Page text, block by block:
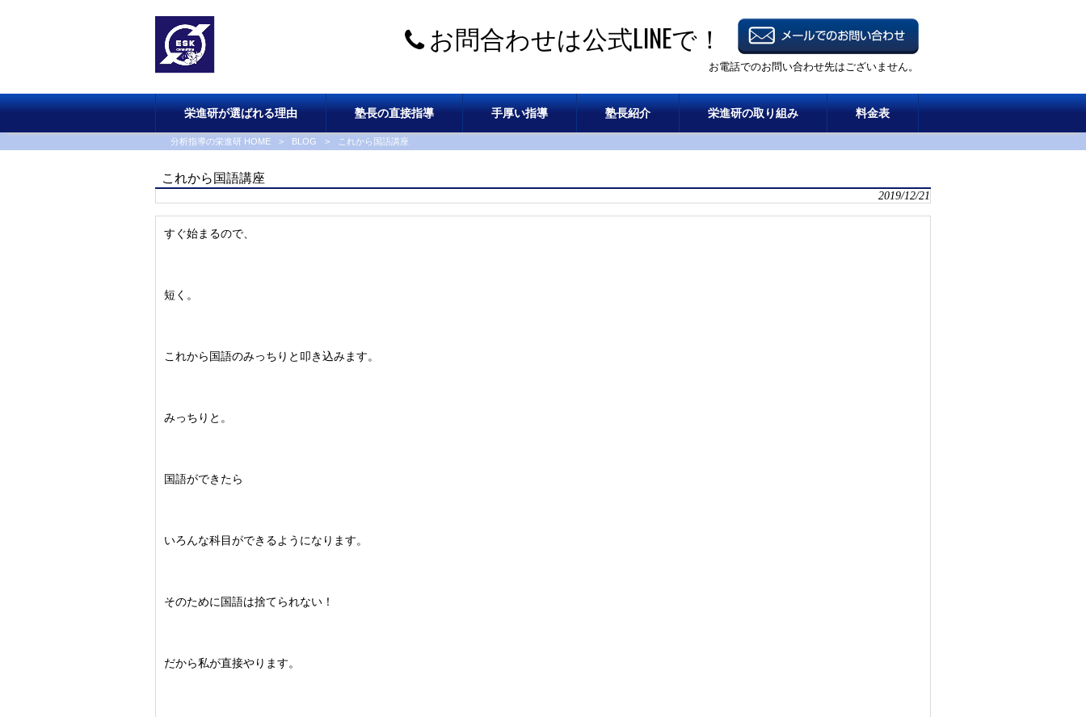
お問合わせは公式LINEで！
お電話でのお問い合わせ先はございません。
栄進研が選ばれる理由 塾長の直接指導 手厚い指導 塾長紹介 栄進研の取り組み 料金表
分析指導の栄進研 HOME > BLOG > これから国語講座
これから国語講座
2019/12/21
すぐ始まるので、
短く。
これから国語のみっちりと叩き込みます。
みっちりと。
国語ができたら
いろんな科目ができるようになります。
そのために国語は捨てられない！
だから私が直接やります。